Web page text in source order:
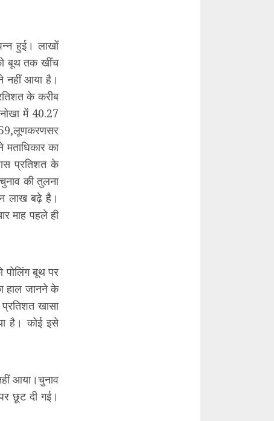
हुई। लाखों
बूथ तक खींच
नहीं आया है।
के करीब
में 40.27
का
प्रतिशत के
की तुलना
लाख बढ़े है।
माह पहले ही
पोलिंग बूथ पर
हाल जानने के
खासा
है। कोई इसे
आया।चुनाव
छूट दी गई।